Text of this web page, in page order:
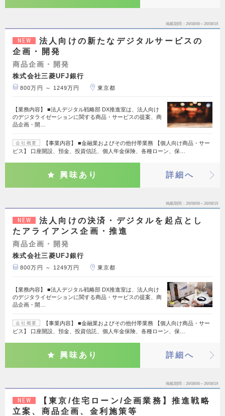
掲載期間 26/08/06～26/08/19
NEW
法人向けの新たなデジタルサービスの
企画・開発
商品企画・開発
株式会社三菱UFJ銀行
800万円 ～ 1249万円 東京都
【業務内容】 ■法人デジタル戦略部 DX推進室は、法人向け
のデジタライゼーションに関する商品・サービスの提案、商
品企画・開…
会社概要
【事業内容】 ■金融業およびその他付帯業務 【個人向け商品・サー
ビス】 口座開設、預金、投資信託、個人年金保険、各種ローン、保…
興味あり 詳細へ
掲載期間 26/08/06～26/08/19
NEW
法人向けの決済・デジタルを起点とし
たアライアンス企画・推進
商品企画・開発
株式会社三菱UFJ銀行
800万円 ～ 1249万円 東京都
【業務内容】 ■法人デジタル戦略部 DX推進室は、法人向け
のデジタライゼーションに関する商品・サービスの提案、商
品企画・開…
会社概要
【事業内容】 ■金融業およびその他付帯業務 【個人向け商品・サー
ビス】 口座開設、預金、投資信託、個人年金保険、各種ローン、保…
興味あり 詳細へ
掲載期間 26/08/06～26/08/19
NEW
【東京/住宅ローン/企画業務】推進戦略
立案、商品企画、金利施策等